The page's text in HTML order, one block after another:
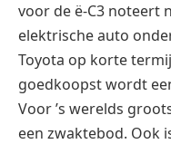
voor de ë-C3 noteert
elektrische auto
Toyota op korte
goedkoopst wordt
Voor ’s werelds
een zwaktebod. Ook